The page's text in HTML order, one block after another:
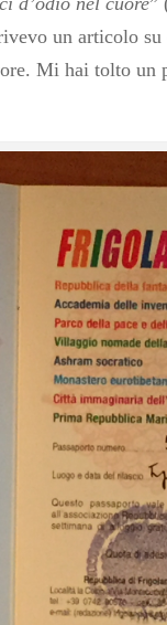
un articolo
Mi hai tolto un